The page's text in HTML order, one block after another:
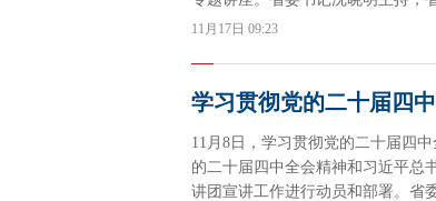
11月17日 09:23
学习贯彻党的二十届四
11月8日，学习贯彻党的二十届四
的二十届四中全会精神和习近平总
讲团宣讲工作进行动员和部署。省